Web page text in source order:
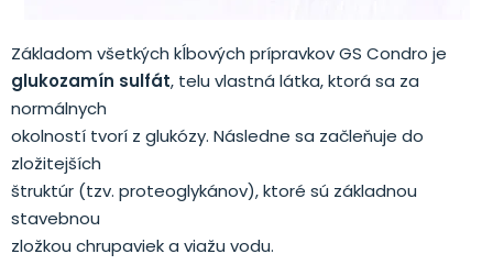
Základom všetkých kĺbových prípravkov GS Condro je
glukozamín sulfát, telu vlastná látka, ktorá sa za
normálnych
okolností tvorí z glukózy. Následne sa začleňuje do
zložitejších
štruktúr (tzv. proteoglykánov), ktoré sú základnou
stavebnou
zložkou chrupaviek a viažu vodu.